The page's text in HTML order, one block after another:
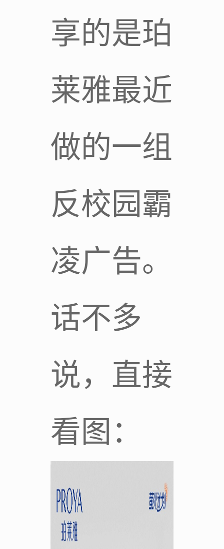
享的是珀
莱雅最近
做的一组
反校园霸
凌广告。
话不多
说，直接
看图：